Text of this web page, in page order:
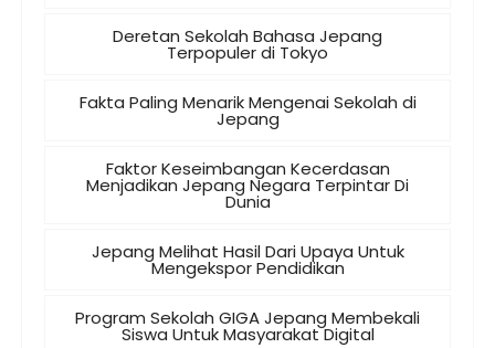
Deretan Sekolah Bahasa Jepang
Terpopuler di Tokyo
Fakta Paling Menarik Mengenai Sekolah di
Jepang
Faktor Keseimbangan Kecerdasan
Menjadikan Jepang Negara Terpintar Di
Dunia
Jepang Melihat Hasil Dari Upaya Untuk
Mengekspor Pendidikan
Program Sekolah GIGA Jepang Membekali
Siswa Untuk Masyarakat Digital